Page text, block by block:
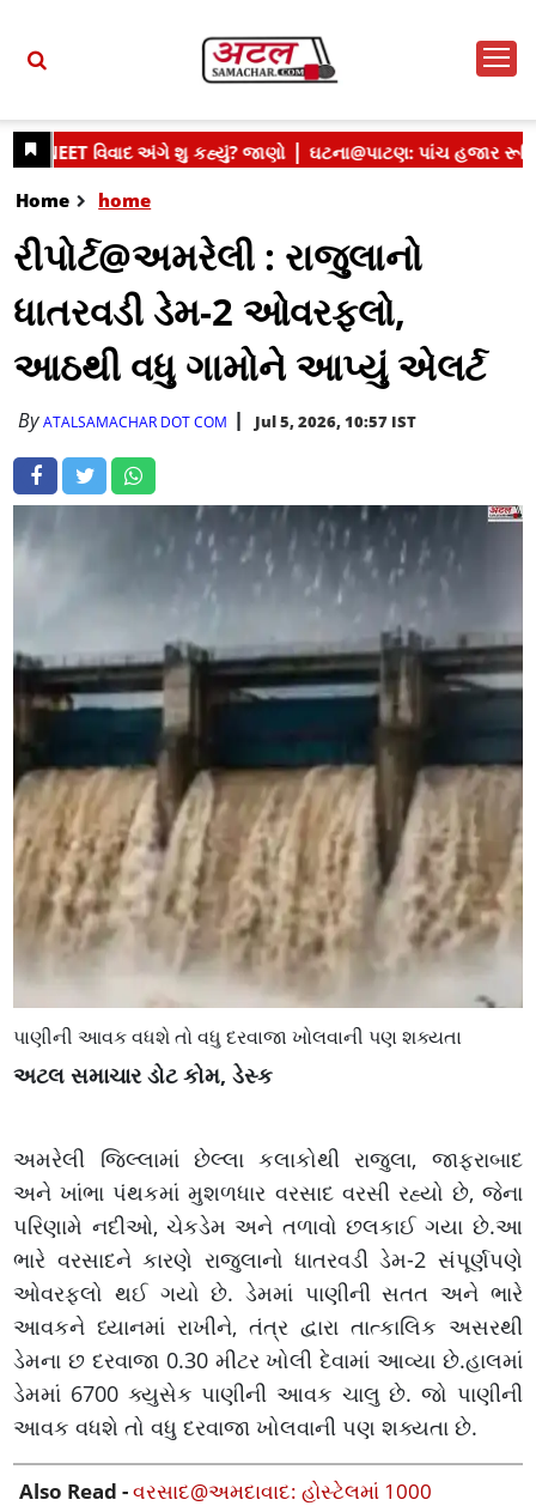
Home home
રીપોર્ટ@અમરેલી : રાજુલાનો
ધાતરવડી ડેમ-2 ઓવરફ્લો,
આઠથી વધુ ગામોને આપ્યું એલર્ટ
ByATALSAMACHAR DOT COM Jul 5, 2026, 10:57 IST
પાણીની આવક વધશે તો વધુ દરવાજા ખોલવાની પણ શક્યતા
અટલ સમાચાર ડોટ કોમ, ડેસ્ક
અમરેલી જિલ્લામાં છેલ્લા કલાકોથી રાજુલા, જાફરાબાદ
અને ખાંભા પંથકમાં મુશળધાર વરસાદ વરસી રહ્યો છે, જેના
પરિણામે નદીઓ, ચેકડેમ અને તળાવો છલકાઈ ગયા છે.આ
ભારે વરસાદને કારણે રાજુલાનો ધાતરવડી ડેમ-2 સંપૂર્ણપણે
ઓવરફ્લો થઈ ગયો છે. ડેમમાં પાણીની સતત અને ભારે
આવકને ધ્યાનમાં રાખીને, તંત્ર દ્વારા તાત્કાલિક અસરથી
ડેમના છ દરવાજા 0.30 મીટર ખોલી દેવામાં આવ્યા છે.હાલમાં
ડેમમાં 6700 ક્યુસેક પાણીની આવક ચાલુ છે. જો પાણીની
આવક વધશે તો વધુ દરવાજા ખોલવાની પણ શક્યતા છે.
Also Read -વરસાદ@અમદાવાદ: હોસ્ટેલમાં 1000